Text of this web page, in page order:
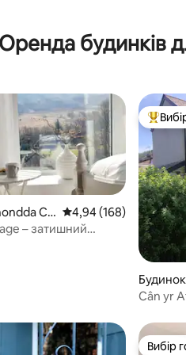
202
Оренда будинків
222
Cy
Середня оцінка: 4,94
4,94 (168)
– затишний
Топ
Cân yr
Вибір